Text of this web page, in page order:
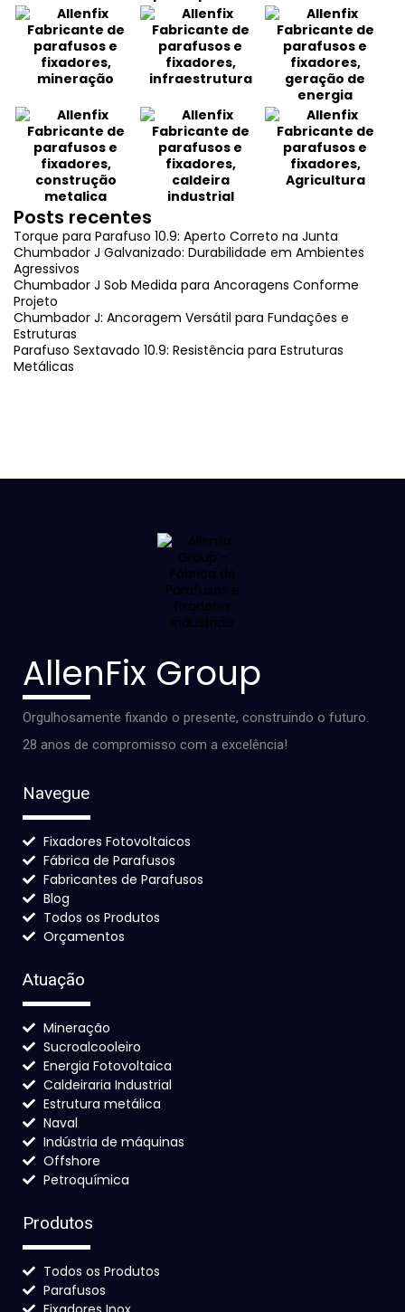
Posts recentes
Torque para Parafuso 10.9: Aperto Correto na Junta
Chumbador J Galvanizado: Durabilidade em Ambientes
Agressivos
Chumbador J Sob Medida para Ancoragens Conforme
Projeto
Chumbador J: Ancoragem Versátil para Fundações e
Estruturas
Parafuso Sextavado 10.9: Resistência para Estruturas
Metálicas
AllenFix Group
Orgulhosamente fixando o presente, construindo o futuro.
28 anos de compromisso com a excelência!
Navegue
Fixadores Fotovoltaicos
Fábrica de Parafusos
Fabricantes de Parafusos
Blog
Todos os Produtos
Orçamentos
Atuação
Mineração
Sucroalcooleiro
Energia Fotovoltaica
Caldeiraria Industrial
Estrutura metálica
Naval
Indústria de máquinas
Offshore
Petroquímica
Produtos
Todos os Produtos
Parafusos